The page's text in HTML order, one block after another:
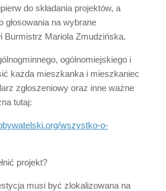
do składania projektów, a
głosowania na wybrane
Burmistrz Mariola Zmudzińska.
ogólnomiejskiego i
każda mieszkanka i mieszkaniec
zgłoszeniowy oraz inne ważne
tutaj:
wszystko-o-
projekt?
musi być zlokalizowana na